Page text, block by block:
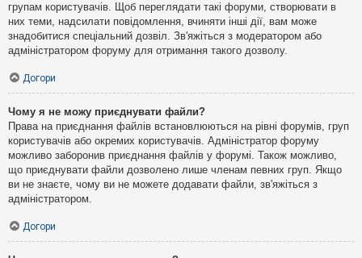
групам користувачів. Щоб переглядати такі форуми, створювати в
них теми, надсилати повідомлення, вчиняти інші дії, вам може
знадобитися спеціальний дозвіл. Зв'яжіться з модератором або
адміністратором форуму для отримання такого дозволу.
Догори
Чому я не можу приєднувати файли?
Права на приєднання файлів встановлюються на рівні форумів, груп
користувачів або окремих користувачів. Адміністратор форуму
можливо заборонив приєднання файлів у форумі. Також можливо,
що приєднувати файли дозволено лише членам певних груп. Якщо
ви не знаєте, чому ви не можете додавати файли, зв'яжіться з
адміністратором.
Догори